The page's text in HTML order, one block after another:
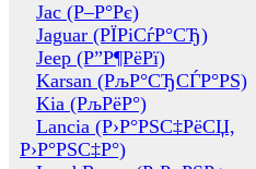
Jac (Р–Р°Рє)
Jaguar (РЇРіСѓР°СЂ)
Jeep (Р”Р¶РёРї)
Karsan (РљР°СЂСЃР°РЅ)
Kia (РљРёР°)
Lancia (Р›Р°РЅС‡РёСЏ,
Р›Р°РЅС‡Р°)